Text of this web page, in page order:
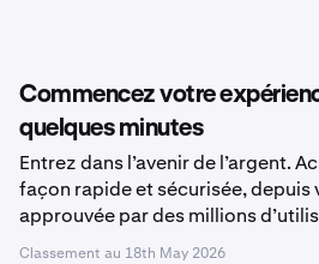
Commencez votre
quelques minutes
Entrez dans l’avenir de l’argent.
façon rapide et sécurisée,
approuvée par des millions
Classement au 18th May 2026